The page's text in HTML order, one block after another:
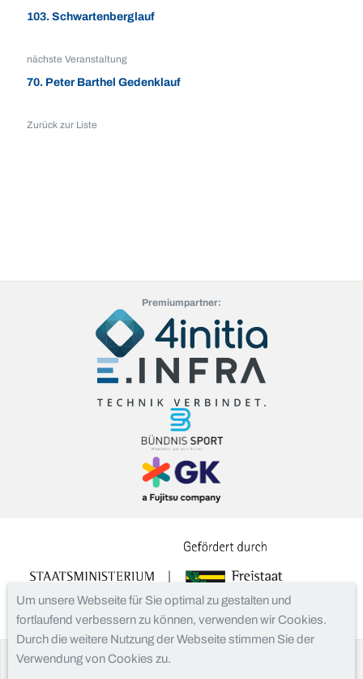
103. Schwartenberglauf
nächste Veranstaltung
70. Peter Barthel Gedenklauf
Zurück zur Liste
Premiumpartner:
Facebook
Um unsere Webseite für Sie optimal zu gestalten und
fortlaufend verbessern zu können, verwenden wir Cookies.
Durch die weitere Nutzung der Webseite stimmen Sie der
Verwendung von Cookies zu.